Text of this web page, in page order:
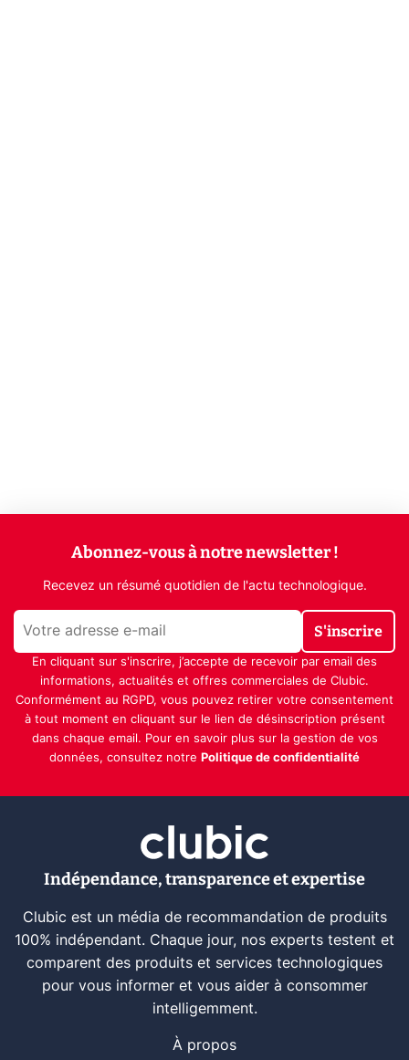
Abonnez-vous à notre newsletter !
Recevez un résumé quotidien de l'actu technologique.
S'inscrire
En cliquant sur s'inscrire, j’accepte de recevoir par email des
informations, actualités et offres commerciales de Clubic.
Conformément au RGPD, vous pouvez retirer votre consentement
à tout moment en cliquant sur le lien de désinscription présent
dans chaque email. Pour en savoir plus sur la gestion de vos
données, consultez notre Politique de confidentialité
Indépendance, transparence et expertise
Clubic est un média de recommandation de produits
100% indépendant. Chaque jour, nos experts testent et
comparent des produits et services technologiques
pour vous informer et vous aider à consommer
intelligemment.
À propos